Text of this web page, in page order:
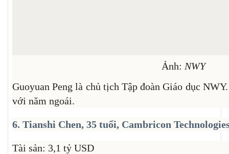
Ảnh: NWY
Guoyuan Peng là chủ tịch Tập đoàn Giáo dục
với năm ngoái.
6. Tianshi Chen, 35 tuổi, Cambricon
Tài sản: 3,1 tỷ USD